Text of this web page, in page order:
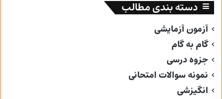
دسته بندی مطالب
آزمون آزمایشی
گام به گام
جزوه درسی
نمونه سوالات امتحانی
انگیزشی